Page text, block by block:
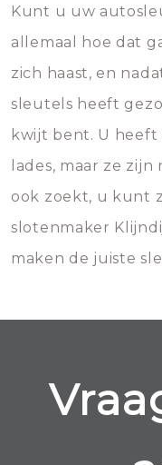
Kunt u uw
allemaal hoe dat
zich haast, en
sleutels heeft
kwijt bent. U heeft
lades, maar ze
ook zoekt, u kunt
slotenmaker
maken de juiste